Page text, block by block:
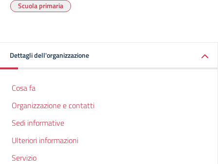
Scuola primaria
Dettagli dell'organizzazione
Cosa fa
Organizzazione e contatti
Sedi informative
Ulteriori informazioni
Servizio